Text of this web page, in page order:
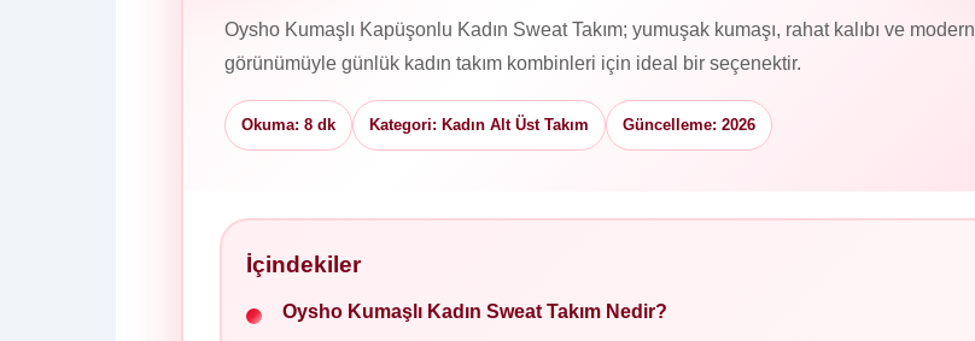
Oysho Kumaşlı Kapüşonlu Kadın Sweat Takım; yumuşak kumaşı, rahat kalıbı ve modern
görünümüyle günlük kadın takım kombinleri için ideal bir seçenektir.
Okuma: 8 dk Kategori: Kadın Alt Üst Takım Güncelleme: 2026
İçindekiler
Oysho Kumaşlı Kadın Sweat Takım Nedir?